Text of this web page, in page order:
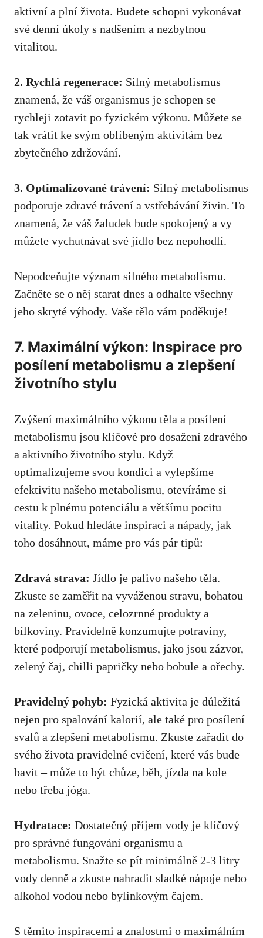
aktivní ⁢a plní života. Budete schopni vykonávat
své denní úkoly s nadšením a nezbytnou
vitalitou.
2. Rychlá regenerace: Silný metabolismus
znamená, že váš organismus je​ schopen se
rychleji zotavit po fyzickém​ výkonu.⁢ Můžete ‌se
⁢tak vrátit ​ke svým oblíbeným aktivitám bez
⁤zbytečného ‌zdržování.
3. Optimalizované trávení: Silný metabolismus​
podporuje zdravé trávení⁤ a vstřebávání živin. To
znamená, že váš žaludek ‍bude ‌spokojený a ​vy
můžete vychutnávat své jídlo bez ⁢nepohodlí.
Nepodceňujte význam silného ​metabolismu.
Začněte se‍ o něj starat dnes a odhalte všechny
jeho skryté výhody. ‌Vaše tělo vám ‌poděkuje!
7.⁢ Maximální výkon: Inspirace pro⁤
posílení metabolismu a zlepšení
životního stylu
Zvýšení maximálního výkonu těla a posílení
metabolismu ​jsou ‍klíčové pro dosažení zdravého‍
a ⁣aktivního⁣ životního ⁢stylu. Když
optimalizujeme ‍svou kondici a vylepšíme
efektivitu našeho metabolismu, otevíráme⁢ si
cestu k plnému⁤ potenciálu a většímu pocitu
vitality. Pokud hledáte inspiraci a ⁤nápady, jak
toho dosáhnout, máme pro vás pár tipů:
Zdravá ‍strava: ⁣Jídlo je palivo našeho těla.
Zkuste se ​zaměřit na vyváženou stravu, bohatou
na zeleninu, ⁣ovoce,⁣ celozrnné produkty⁢ a
bílkoviny. ​Pravidelně konzumujte potraviny,⁣
které podporují metabolismus, jako jsou zázvor,
zelený čaj, chilli‍ papričky nebo bobule a ořechy.
Pravidelný pohyb: Fyzická⁣ aktivita je důležitá
nejen pro spalování ​kalorií, ale také pro‌ posílení‍
svalů ​a zlepšení metabolismu.⁤ Zkuste zařadit⁣ do
‍svého života pravidelné cvičení, které⁣ vás ‍bude
bavit – může​ to​ být chůze, běh,⁣ jízda‍ na kole
nebo třeba jóga.
Hydratace: Dostatečný příjem vody je klíčový
pro správné fungování organismu a
‍metabolismu. Snažte ​se pít⁢ minimálně 2-3 litry
vody denně a zkuste ⁤nahradit sladké nápoje nebo
‌alkohol vodou nebo bylinkovým čajem.
S těmito⁢ inspiracemi a znalostmi o⁢ maximálním